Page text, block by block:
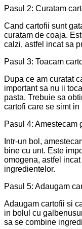
Pasul 2: Curatam
Cand cartofii sunt
curatam de coaja.
calzi, astfel incat sa
Pasul 3: Toacam
Dupa ce am curatat
important sa nu ii
pasta. Trebuie sa
cartofi care se simt in
Pasul 4: Amestecam
Intr-un bol,
bine cu unt. Este
omogena, astfel
ingredientelor.
Pasul 5: Adaugam
Adaugam cartofii si
in bolul cu
sa se combine